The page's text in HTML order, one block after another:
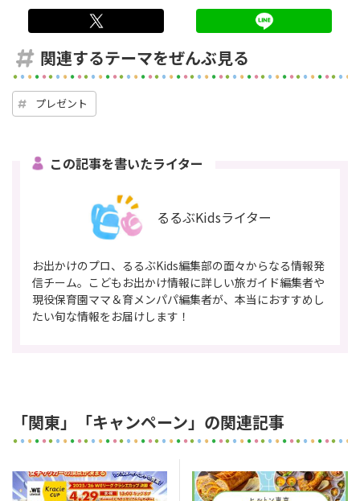
関連するテーマをぜんぶ見る
プレゼント
この記事を書いたライター
るるぶKidsライター
お出かけのプロ、るるぶKids編集部の面々からなる情報発
信チーム。こどもお出かけ情報に詳しい旅ガイド編集者や
現役保育園ママ＆育メンパパ編集者が、本当におすすめし
たい旬な情報をお届けします！
「関東」「キャンペーン」の関連記事